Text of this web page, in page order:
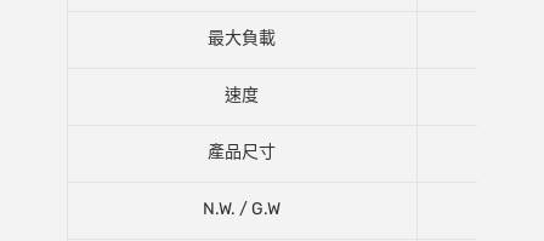
最大負載
速度
產品尺寸
N.W. / G.W